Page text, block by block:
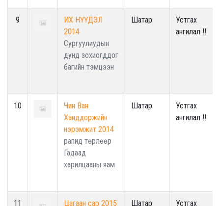
9
ИХ НҮҮДЭЛ
2014
Сургуулиудын
дунд зохиогддог
багийн тэмцээн
Шатар
Устгах
ангилал !!
10
Чин Ван
Ханддоржийн
нэрэмжит 2014
рапид төрлөөр
Гадаад
харилцааны яам
Шатар
Устгах
ангилал !!
11 Цагаан сар 2015 Шатар Устгах